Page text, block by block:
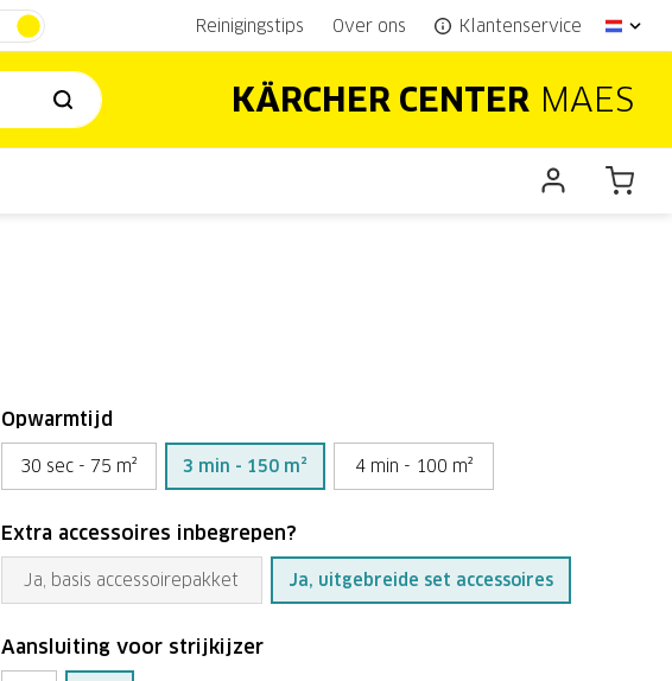
Reinigingstips Over ons Klantenservice
KÄRCHER CENTER MAES
Opwarmtijd
30 sec - 75 m² 3 min - 150 m² 4 min - 100 m²
Extra accessoires inbegrepen?
Ja, basis accessoirepakket Ja, uitgebreide set accessoires
Aansluiting voor strijkijzer